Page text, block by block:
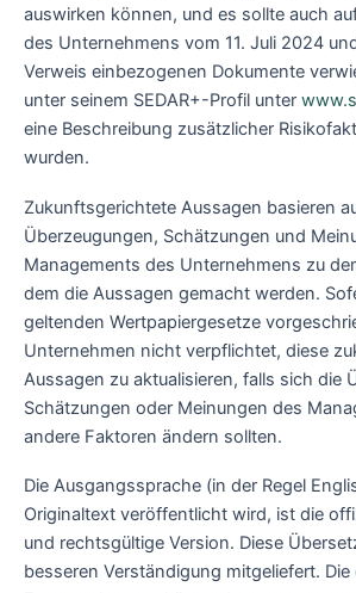
auswirken können, und es sollte auch
des Unternehmens vom 11. Juli 2024
Verweis einbezogenen Dokumente
unter seinem SEDAR+-Profil unter
eine Beschreibung zusätzlicher
wurden.
Zukunftsgerichtete Aussagen basieren
Überzeugungen, Schätzungen und
Managements des Unternehmens zu
dem die Aussagen gemacht werden.
geltenden Wertpapiergesetze
Unternehmen nicht verpflichtet, diese
Aussagen zu aktualisieren, falls sich die
Schätzungen oder Meinungen des
andere Faktoren ändern sollten.
Die Ausgangssprache (in der Regel
Originaltext veröffentlicht wird, ist die
und rechtsgültige Version. Diese
besseren Verständigung mitgeliefert.